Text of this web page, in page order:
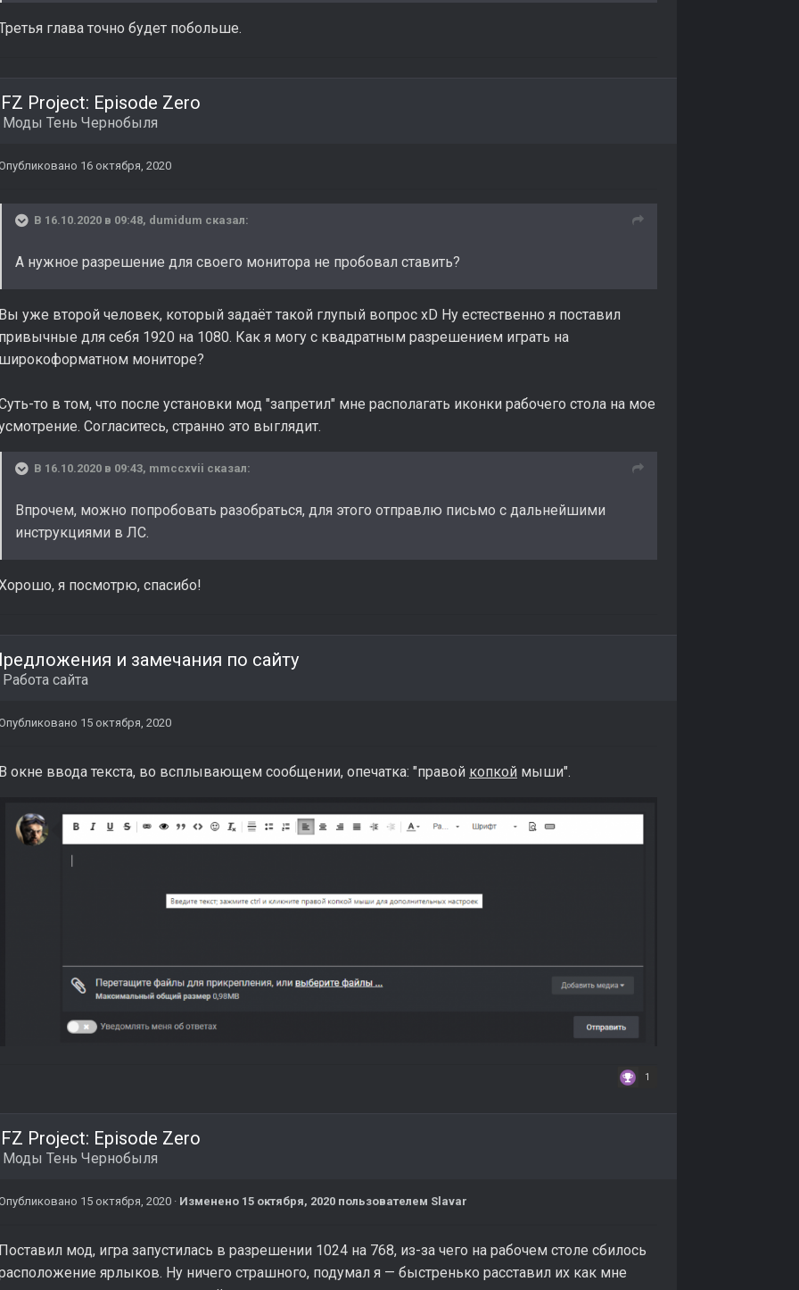
глава точно будет побольше.
Project: Episode Zero
Моды Тень Чернобыля
16 октября, 2020
В 16.10.2020 в 09:48, dumidum сказал:
А нужное разрешение для своего монитора не пробовал ставить?
уже второй человек, который задаёт такой глупый вопрос xD Ну естественно я поставил
для себя 1920 на 1080. Как я могу с квадратным разрешением играть на
мониторе?
то в том, что после установки мод "запретил" мне располагать иконки рабочего стола на мое
Согласитесь, странно это выглядит.
В 16.10.2020 в 09:43, mmccxvii сказал:
Впрочем, можно попробовать разобраться, для этого отправлю письмо с дальнейшими
инструкциями в ЛС.
я посмотрю, спасибо!
и замечания по сайту
Работа сайта
15 октября, 2020
окне ввода текста, во всплывающем сообщении, опечатка: "правой копкой мыши".
1
Project: Episode Zero
Моды Тень Чернобыля
15 октября, 2020 · Изменено 15 октября, 2020 пользователем Slavar
мод, игра запустилась в разрешении 1024 на 768, из-за чего на рабочем столе сбилось
ярлыков. Ну ничего страшного, подумал я — быстренько расставил их как мне